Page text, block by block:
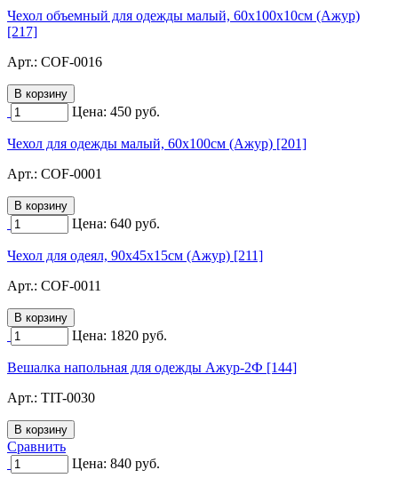
Чехол объемный для одежды малый, 60х100х10см (Ажур)
[217]
Арт.: COF-0016
Цена: 450 руб.
Чехол для одежды малый, 60х100см (Ажур) [201]
Арт.: COF-0001
Цена: 640 руб.
Чехол для одеял, 90х45х15см (Ажур) [211]
Арт.: COF-0011
Цена: 1820 руб.
Вешалка напольная для одежды Ажур-2Ф [144]
Арт.: TIT-0030
Сравнить
Цена: 840 руб.